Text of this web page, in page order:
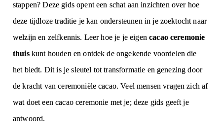
stappen? Deze gids opent een schat aan inzichten over hoe
deze tijdloze traditie je kan ondersteunen in je zoektocht naar
welzijn en zelfkennis. Leer hoe je je eigencacao ceremonie
thuiskunt houden en ontdek de ongekende voordelen die
het biedt. Dit is je sleutel tot transformatie en genezing door
de kracht van ceremoniële cacao.Veel mensen vragen zich af
wat doet een cacao ceremonie met je; deze gids geeft je
antwoord.